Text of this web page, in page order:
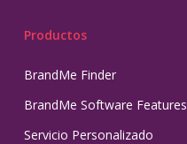
Productos
BrandMe Finder
BrandMe Software Features
Servicio Personalizado